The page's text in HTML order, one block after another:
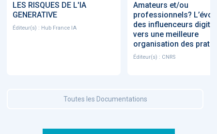
LES RISQUES DE L'IA
GENERATIVE
Éditeur(s) : Hub France IA
Amateurs et/ou
professionnels?
des influenceurs
vers une meilleure
organisation des
Éditeur(s) : CNRS
Toutes les Documentations